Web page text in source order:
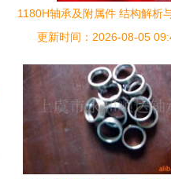
1180H轴承及附属件 结构解析
更新时间：2026-08-05